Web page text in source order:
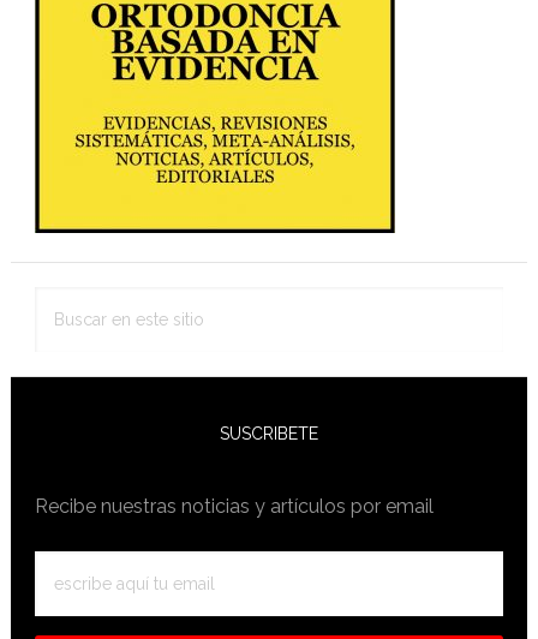
primaria
SUSCRIBETE
Recibe nuestras noticias y artículos por email